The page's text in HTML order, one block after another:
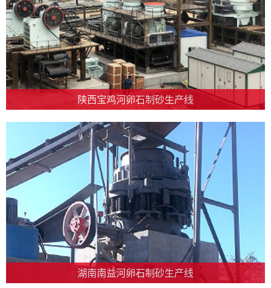
陕西宝鸡河卵石制砂生产线
湖南南益河卵石制砂生产线